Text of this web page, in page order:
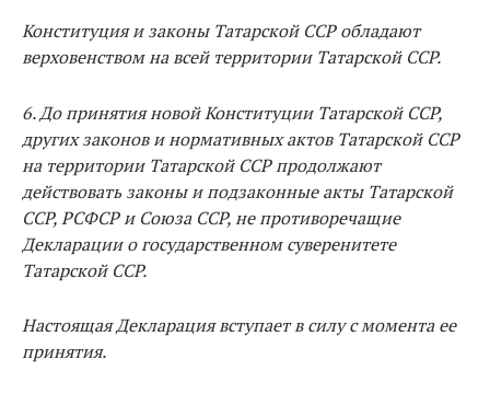
Конституция и законы Татарской ССР обладают
верховенством на всей территории Татарской ССР.
6. До принятия новой Конституции Татарской ССР,
других законов и нормативных актов Татарской ССР
на территории Татарской ССР продолжают
действовать законы и подзаконные акты Татарской
ССР, РСФСР и Союза ССР, не противоречащие
Декларации о государственном суверенитете
Татарской ССР.
Настоящая Декларация вступает в силу с момента ее
принятия.